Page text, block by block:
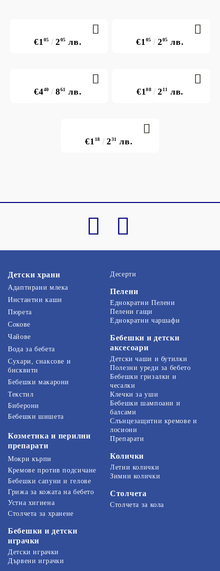
€105 205 лв. €105 205 лв.
€440 861 лв. €108 211 лв.
€1 18 231 лв.
Детски храни
Адаптирани млека
Инстантни каши
Пюрета
Сокове
Чайове
Вода за бебета
Сухари, снаксове и
бисквити
Бебешки макарони
Десерти
Пелени
Еднократни Пелени
Пелени гащи
Еднократни чаршафи
Бебешки и детски
аксесоари
Детски чаши и бутилки
Полезни уреди за бебето
Бебешки гризалки и
чесалки
Текстил
Биберони
Бебешки шишета
Козметика и перилни
препарати
Мокри кърпи
Кремове против подсичане
Бебешки сапуни и гелове
Грижа за кожата на бебето
Устна хигиена
Клечки за уши
Бебешки шампоани и
балсами
Слънцезащитни кремове и
лосиони
Препарати
Колички
Летни колички
Зимни колички
Столчета
Столчета за кола
Столчета за хранене
Бебешки и детски
играчки
Детски играчки
Дървени играчки